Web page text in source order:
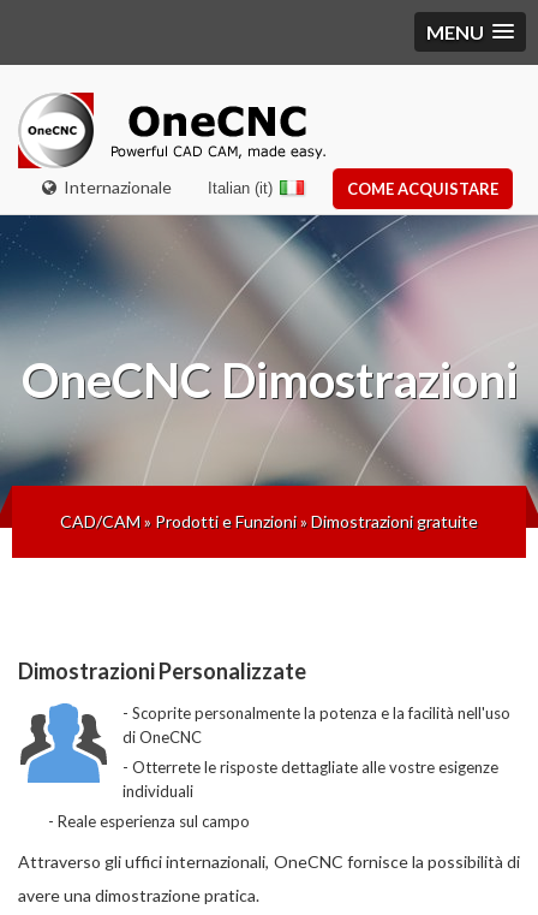
MENU
Internazionale COME ACQUISTARE
Italian (it)
OneCNCDimostrazioni
CAD/CAM» Prodotti e Funzioni»Dimostrazioni gratuite
Dimostrazioni Personalizzate
Scoprite personalmente la potenza e la facilità nell'uso
di OneCNC
Otterrete le risposte dettagliate alle vostre esigenze
individuali
Reale esperienza sul campo
Attraverso gli uffici internazionali, OneCNC fornisce la possibilità di
avere una dimostrazione pratica.